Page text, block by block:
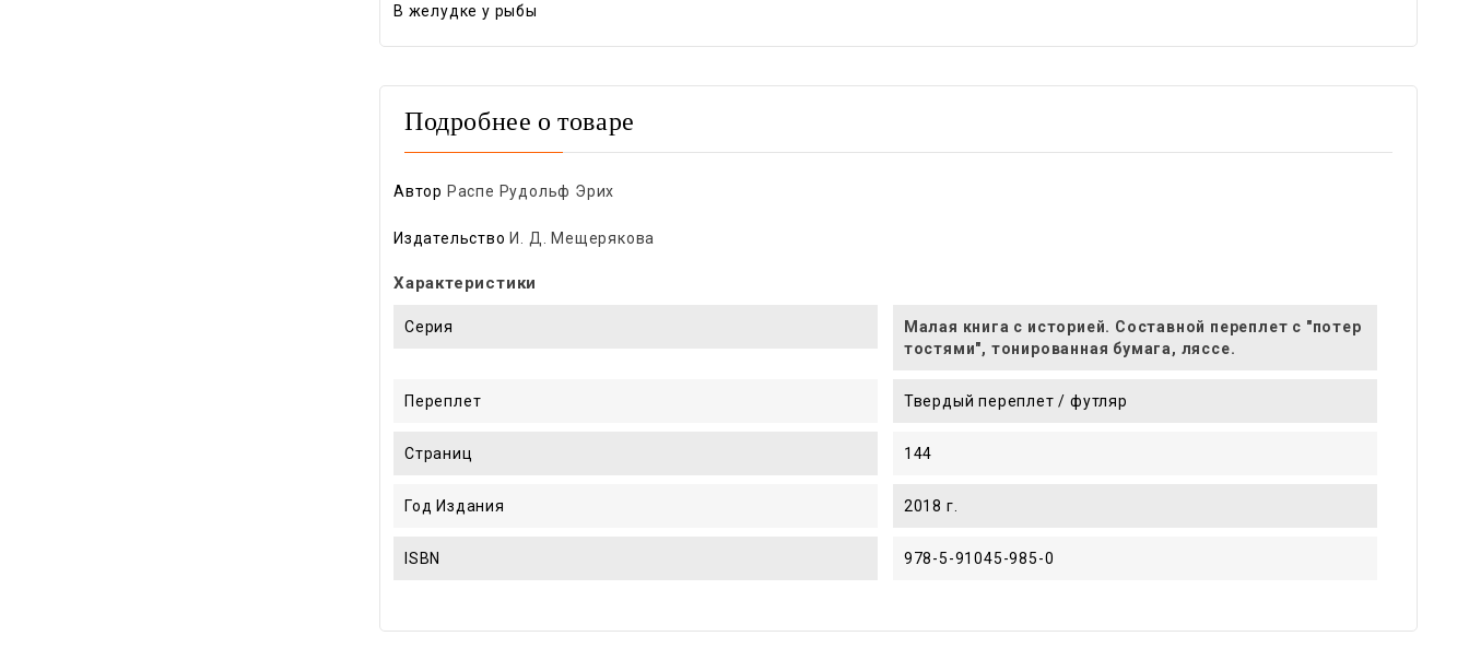
В желудке у рыбы
Подробнее о товаре
Автор Распе Рудольф Эрих
Издательство И. Д. Мещерякова
Характеристики
Серия
Малая книга с историей. Составной переплет с "потер
тостями", тонированная бумага, ляссе.
Переплет Твердый переплет / футляр
Страниц 144
Год Издания 2018 г.
ISBN 978-5-91045-985-0